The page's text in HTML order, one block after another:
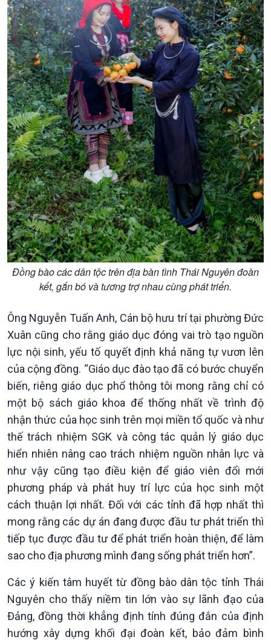
Podcast
Góc nhìn VOV1
Bình luận
10 phút Sự kiện - Luận bàn
Câu chuyện thời sự
Dòng chảy sự kiện
Đối thoại
Diễn đàn chủ nhật
Chuyện đêm
Đồng bào các dân tộc trên địa bàn tình Thái Nguyên đoàn
kết, gắn bó và tương trợ nhau cùng phát triển.
Ông Nguyễn Tuấn Anh, Cán bộ hưu trí tại phường Đức
Xuân cũng cho rằng giáo dục đóng vai trò tạo nguồn
lực nội sinh, yếu tố quyết định khả năng tự vươn lên
của cộng đồng. “Giáo dục đào tạo đã có bước chuyển
biến, riêng giáo dục phổ thông tôi mong rằng chỉ có
một bộ sách giáo khoa để thống nhất về trình độ
nhận thức của học sinh trên mọi miền tổ quốc và như
thế trách nhiệm SGK và công tác quản lý giáo dục
hiển nhiên nâng cao trách nhiệm nguồn nhân lực và
như vậy cũng tạo điều kiện để giáo viên đổi mới
phương pháp và phát huy trí lực của học sinh một
cách thuận lợi nhất. Đối với các tỉnh đã hợp nhất thì
mong rằng các dự án đang được đầu tư phát triển thì
tiếp tục được đầu tư để phát triển hoàn thiện, để làm
sao cho địa phương mình đang sống phát triển hơn”.
Các ý kiến tâm huyết từ đồng bào dân tộc tỉnh Thái
Nguyên cho thấy niềm tin lớn vào sự lãnh đạo của
Đảng, đồng thời khẳng định tính đúng đắn của định
hướng xây dựng khối đại đoàn kết, bảo đảm bình